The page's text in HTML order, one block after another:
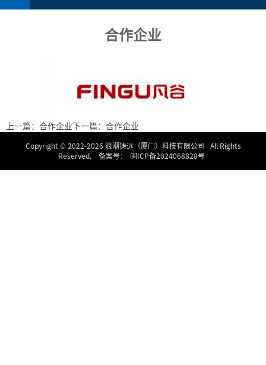
合作企业
上一篇：合作企业 下一篇：合作企业
Copyright © 2022-2026 浪潮铸远（厦门）科技有限公司 All Rights
Reserved. 备案号：
闽ICP备2024068828号